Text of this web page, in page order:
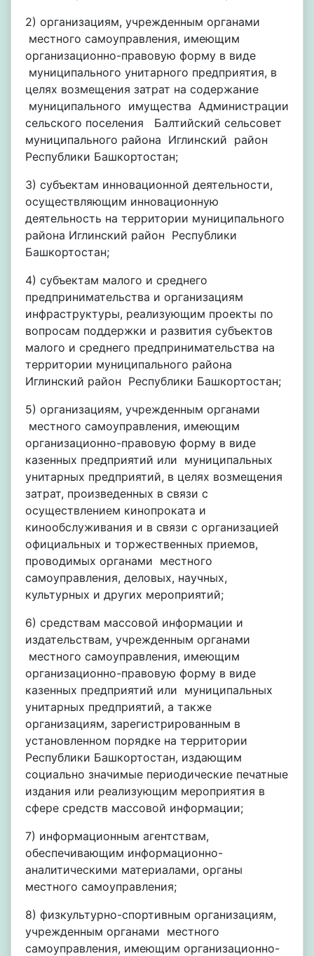
2) организациям, учрежденным органами
местного самоуправления, имеющим
организационно-правовую форму в виде
муниципального унитарного предприятия, в
целях возмещения затрат на содержание
муниципального имущества Администрации
сельского поселения Балтийский сельсовет
муниципального района Иглинский район
Республики Башкортостан;
3) субъектам инновационной деятельности,
осуществляющим инновационную
деятельность на территории муниципального
района Иглинский район Республики
Башкортостан;
4) субъектам малого и среднего
предпринимательства и организациям
инфраструктуры, реализующим проекты по
вопросам поддержки и развития субъектов
малого и среднего предпринимательства на
территории муниципального района
Иглинский район Республики Башкортостан;
5) организациям, учрежденным органами
местного самоуправления, имеющим
организационно-правовую форму в виде
казенных предприятий или муниципальных
унитарных предприятий, в целях возмещения
затрат, произведенных в связи с
осуществлением кинопроката и
кинообслуживания и в связи с организацией
официальных и торжественных приемов,
проводимых органами местного
самоуправления, деловых, научных,
культурных и других мероприятий;
6) средствам массовой информации и
издательствам, учрежденным органами
местного самоуправления, имеющим
организационно-правовую форму в виде
казенных предприятий или муниципальных
унитарных предприятий, а также
организациям, зарегистрированным в
установленном порядке на территории
Республики Башкортостан, издающим
социально значимые периодические печатные
издания или реализующим мероприятия в
сфере средств массовой информации;
7) информационным агентствам,
обеспечивающим информационно-
аналитическими материалами, органы
местного самоуправления;
8) физкультурно-спортивным организациям,
учрежденным органами местного
самоуправления, имеющим организационно-